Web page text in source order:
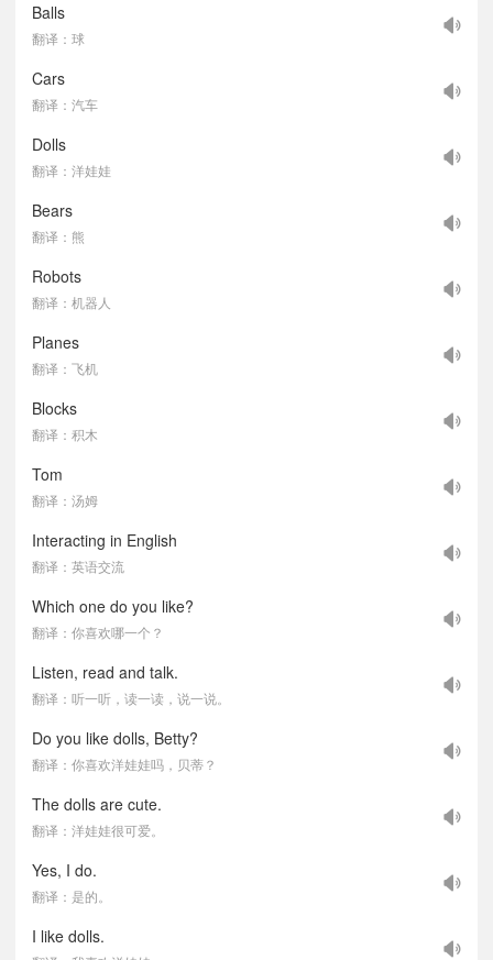
Balls
翻译：球
Cars
翻译：汽车
Dolls
翻译：洋娃娃
Bears
翻译：熊
Robots
翻译：机器人
Planes
翻译：飞机
Blocks
翻译：积木
Tom
翻译：汤姆
Interacting in English
翻译：英语交流
Which one do you like?
翻译：你喜欢哪一个？
Listen, read and talk.
翻译：听一听，读一读，说一说。
Do you like dolls, Betty?
翻译：你喜欢洋娃娃吗，贝蒂？
The dolls are cute.
翻译：洋娃娃很可爱。
Yes, I do.
翻译：是的。
I like dolls.